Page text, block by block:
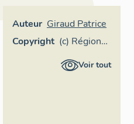
Auteur Giraud Patrice
Copyright (c) Région
Pays de laVoir tout